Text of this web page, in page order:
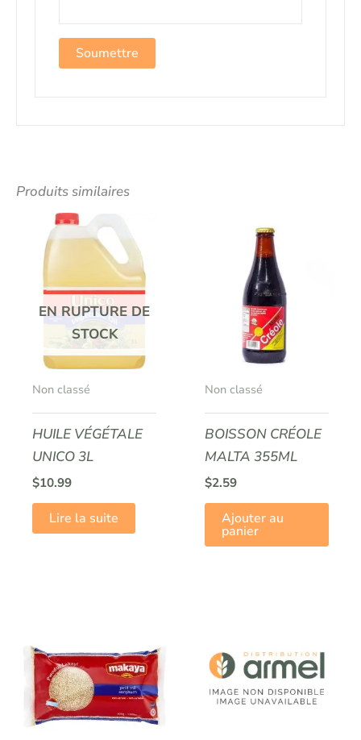
Produits similaires
EN RUPTURE DE
STOCK
Non classé
HUILE VÉGÉTALE
UNICO 3L
$10.99
Lire la suite
Non classé
BOISSON CRÉOLE
MALTA 355ML
$2.59
Ajouter au
panier